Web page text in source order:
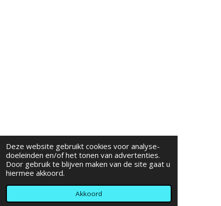
Deze website gebruikt cookies voor analyse-
doeleinden en/of het tonen van advertenties.
Door gebruik te blijven maken van de site gaat u
hiermee akkoord.
Akkoord